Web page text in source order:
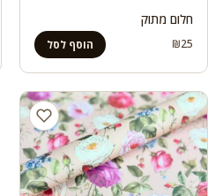
חלום מתוק
₪25 הוסף לסל